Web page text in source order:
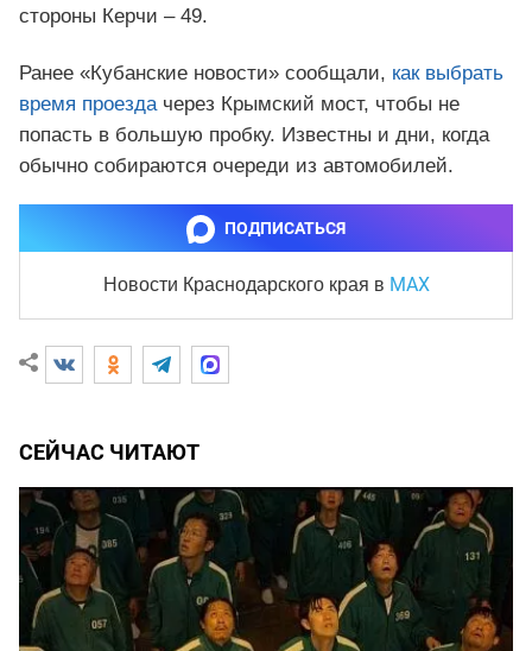
стороны Керчи – 49.
Ранее «Кубанские новости» сообщали, как выбрать
время проездачерез Крымский мост, чтобы не
попасть в большую пробку. Известны и дни, когда
обычно собираются очереди из автомобилей.
ПОДПИСАТЬСЯ
Новости Краснодарского края в MAX
СЕЙЧАС ЧИТАЮТ